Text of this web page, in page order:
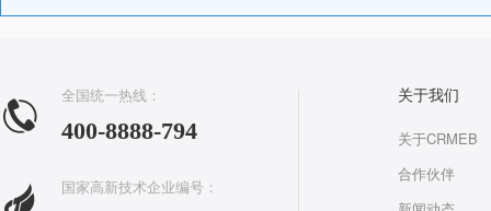
全国统一热线：
400-8888-794
国家高新技术企业编号：
关于我们
关于CRMEB
合作伙伴